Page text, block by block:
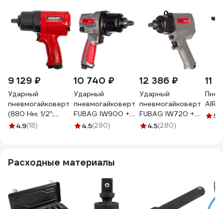
9 129 ₽
Ударный
пневмогайковерт
(880 Нм; 1/2";
кейс) Gigant
4.9(18)
10 740 ₽
Ударный
пневмогайковерт
FUBAG IW900 +
набор головок
4.5(280)
12 386 ₽
Ударный
пневмогайковерт
FUBAG IW720 +
набор головок
4.5(280)
11
5
Расходные материалы